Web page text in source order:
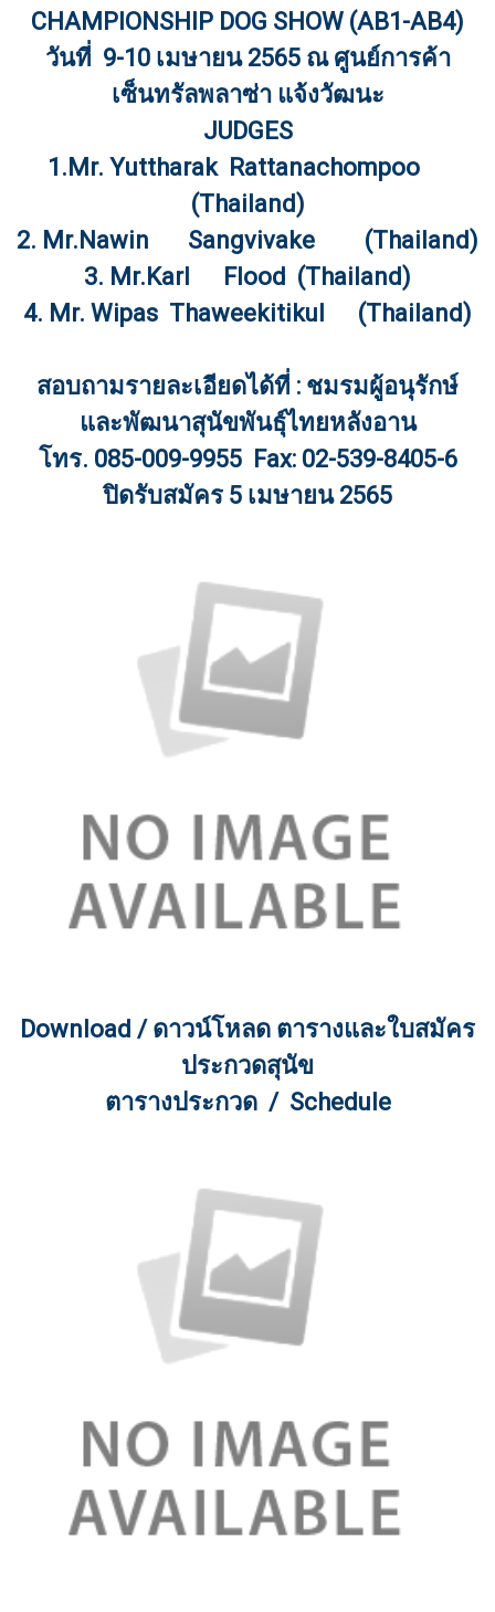
CHAMPIONSHIP DOG SHOW (AB1-AB4)
วันที่ 9-10 เมษายน 2565 ณ ศูนย์การค้า
เซ็นทรัลพลาซ่า แจ้งวัฒนะ
JUDGES
1.Mr. Yuttharak Rattanachompoo
(Thailand)
2. Mr.Nawin Sangvivake (Thailand)
3. Mr.Karl Flood (Thailand)
4. Mr. Wipas Thaweekitikul (Thailand)
สอบถามรายละเอียดได้ที่ : ชมรมผู้อนุรักษ์
และพัฒนาสุนัขพันธุ์ไทยหลังอาน
โทร. 085-009-9955 Fax: 02-539-8405-6
ปิดรับสมัคร 5 เมษายน 2565
Download / ดาวน์โหลด ตารางและใบสมัคร
ประกวดสุนัข
ตารางประกวด / Schedule